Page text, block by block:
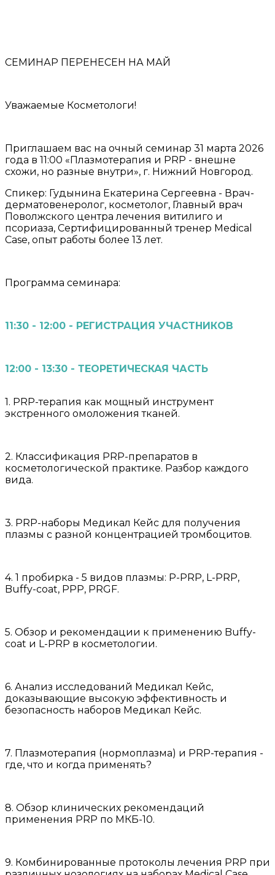
СЕМИНАР ПЕРЕНЕСЕН НА МАЙ
Уважаемые Косметологи!
Приглашаем вас на очный семинар 31 марта 2026
года в 11:00 «Плазмотерапия и PRP - внешне
схожи, но разные внутри», г. Нижний Новгород.
Спикер: Гудынина Екатерина Сергеевна - Врач-
дерматовенеролог, косметолог, Главный врач
Поволжского центра лечения витилиго и
псориаза, Сертифицированный тренер Medical
Case, опыт работы более 13 лет.
Программа семинара:
11:30 - 12:00 - РЕГИСТРАЦИЯ УЧАСТНИКОВ
12:00 - 13:30 - ТЕОРЕТИЧЕСКАЯ ЧАСТЬ
1. PRP-терапия как мощный инструмент
экстренного омоложения тканей.
2. Классификация PRP-препаратов в
косметологической практике. Разбор каждого
вида.
3. PRP-наборы Медикал Кейс для получения
плазмы с разной концентрацией тромбоцитов.
4. 1 пробирка - 5 видов плазмы: P-PRP, L-PRP,
Buffy-coat, PPP, PRGF.
5. Обзор и рекомендации к применению Buffy-
coat и L-PRP в косметологии.
6. Анализ исследований Медикал Кейс,
доказывающие высокую эффективность и
безопасность наборов Медикал Кейс.
7. Плазмотерапия (нормоплазма) и PRP-терапия -
где, что и когда применять?
8. Обзор клинических рекомендаций
применения PRP по МКБ-10.
9. Комбинированные протоколы лечения PRP при